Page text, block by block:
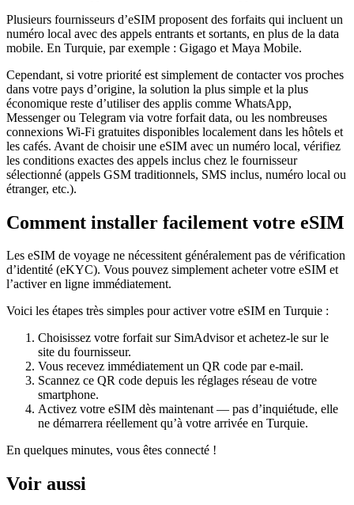
Plusieurs fournisseurs d’eSIM proposent des forfaits qui incluent un
numéro local avec des appels entrants et sortants, en plus de la data
mobile. En Turquie, par exemple : Gigago et Maya Mobile.
Cependant, si votre priorité est simplement de contacter vos proches
dans votre pays d’origine, la solution la plus simple et la plus
économique reste d’utiliser des applis comme WhatsApp,
Messenger ou Telegram via votre forfait data, ou les nombreuses
connexions Wi‑Fi gratuites disponibles localement dans les hôtels et
les cafés. Avant de choisir une eSIM avec un numéro local, vérifiez
les conditions exactes des appels inclus chez le fournisseur
sélectionné (appels GSM traditionnels, SMS inclus, numéro local ou
étranger, etc.).
Comment installer facilement votre eSIM
Les eSIM de voyage ne nécessitent généralement pas de vérification
d’identité (eKYC). Vous pouvez simplement acheter votre eSIM et
l’activer en ligne immédiatement.
Voici les étapes très simples pour activer votre eSIM en Turquie :
Choisissez votre forfait sur SimAdvisor et achetez-le sur le
site du fournisseur.
Vous recevez immédiatement un QR code par e-mail.
Scannez ce QR code depuis les réglages réseau de votre
smartphone.
Activez votre eSIM dès maintenant — pas d’inquiétude, elle
ne démarrera réellement qu’à votre arrivée en Turquie.
En quelques minutes, vous êtes connecté !
Voir aussi